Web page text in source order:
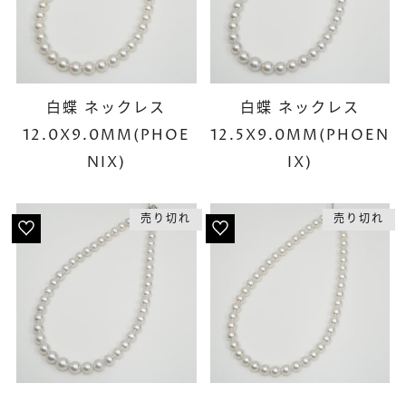
白蝶 ネックレス
12.0X9.0MM(PHOE
NIX)
白蝶 ネックレス
12.5X9.0MM(PHOEN
IX)
売り切れ 売り切れ